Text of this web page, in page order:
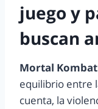
juego y
buscan
Mortal
equilibrio entre
cuenta, la